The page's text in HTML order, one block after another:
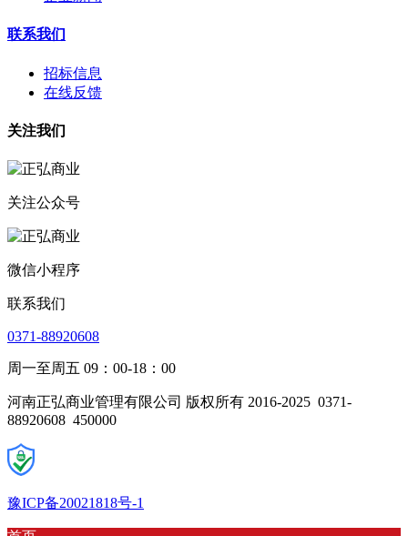
联系我们
招标信息
在线反馈
关注我们
关注公众号
微信小程序
联系我们
0371-88920608
周一至周五 09：00-18：00
河南正弘商业管理有限公司 版权所有 2016-2025 0371-
88920608 450000
豫ICP备20021818号-1